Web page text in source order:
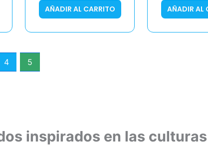
AÑADIR AL CARRITO AÑADIR AL
4 5
inspirados en las